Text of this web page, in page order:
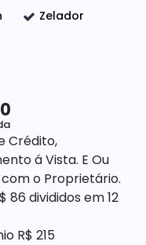
Zelador
Crédito,
á Vista. E Ou
o Proprietário.
86 divididos em 12
R$ 215